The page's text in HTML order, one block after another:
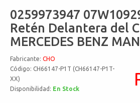
0259973947
Retén Delantera del
MERCEDES BENZ MAN
Fabricante:CHO
Código: CH66147-P1T (CH66147-P1T-
XX)
Disponibilidad: En Stock